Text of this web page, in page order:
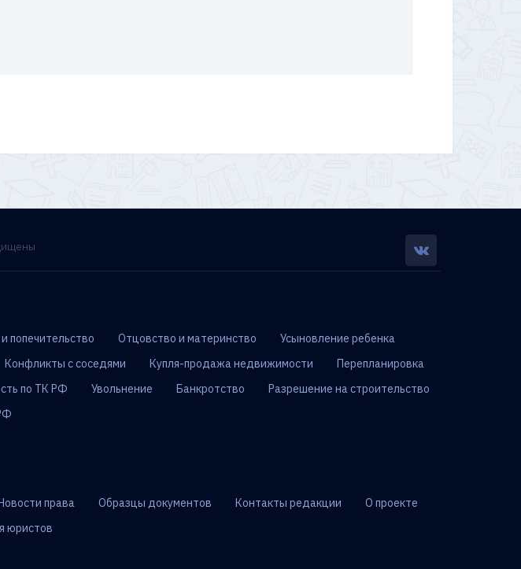
попечительство Отцовство и материнство
Усыновление ребенка
Конфликты с соседями Купля-продажа недвижимости
Перепланировка
по ТК РФ Увольнение Банкротство
Разрешение на строительство
права Образцы документов Контакты редакции
О проекте
юристов